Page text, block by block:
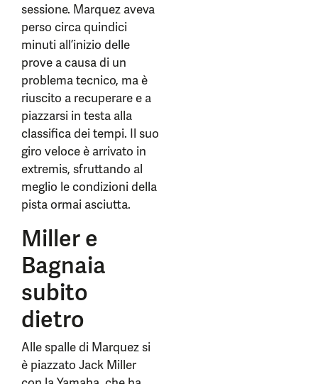
sessione. Marquez aveva
perso circa quindici
minuti all’inizio delle
prove a causa di un
problema tecnico, ma è
riuscito a recuperare e a
piazzarsi in testa alla
classifica dei tempi. Il suo
giro veloce è arrivato in
extremis, sfruttando al
meglio le condizioni della
pista ormai asciutta.
Miller e
Bagnaia
subito
dietro
Alle spalle di Marquez si
è piazzato Jack Miller